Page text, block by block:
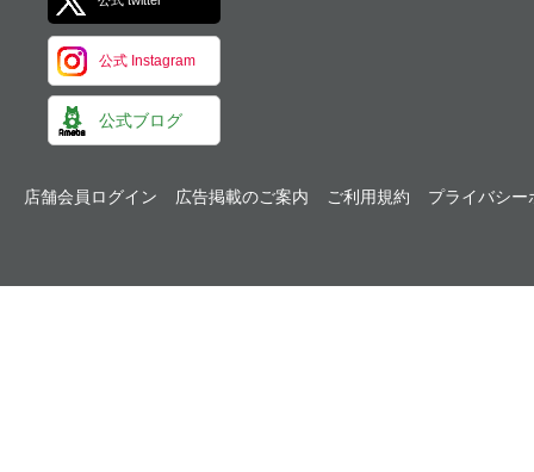
公式 Instagram
公式ブログ
店舗会員ログイン 広告掲載のご案内 ご利用規約 プライバシー